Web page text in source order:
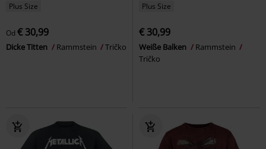
Plus Size
Od € 30,99
Dicke Titten Rammstein Tričko
Plus Size
€ 30,99
Weiße Balken
Rammstein
Tričko